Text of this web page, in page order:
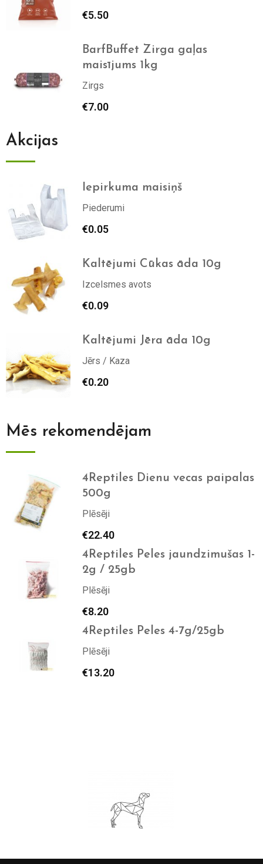
€5.50
BarfBuffet Zirga gaļas
maisījums 1kg
Zirgs
€7.00
Akcijas
Iepirkuma maisiņš
Piederumi
€0.05
Kaltējumi Cūkas āda 10g
Izcelsmes avots
€0.09
Kaltējumi Jēra āda 10g
Jērs / Kaza
€0.20
Mēs rekomendējam
4Reptiles Dienu vecas paipalas
500g
Plēsēji
€22.40
4Reptiles Peles jaundzimušas 1-
2g / 25gb
Plēsēji
€8.20
4Reptiles Peles 4-7g/25gb
Plēsēji
€13.20